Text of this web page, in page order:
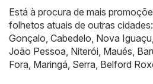
Está à procura de mais
folhetos atuais de outras cidades:
Gonçalo, Cabedelo, Nova Iguaçu,
João Pessoa, Niterói, Maués,
Fora, Maringá, Serra, Belford